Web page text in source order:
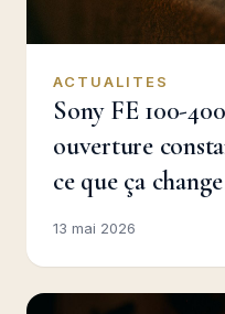
ACTUALITES
Sony FE 100-
ouverture
ce que ça change
13 mai 2026